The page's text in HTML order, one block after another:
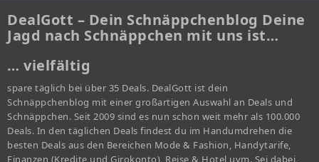
DealGott – Dein Schnäppchenblog Deine
Jagd nach Schnäppchen mit uns ist…
… vielfältig
spare täglich bei über 35 Deals. DealGott ist dein
Schnäppchenblog mit einer großartigen Auswahl an Deals und
Schnäppchen. Seit 2009 sind es nun schon weit mehr als 100.000
Deals. In den täglichen Deals findest du im Handumdrehen die
besten Deals aus den Bereichen Mode & Fashion, Handytarife,
Finanzen (Kredite und Girokonto), Reise & Hotel uvm. Sei dabei,